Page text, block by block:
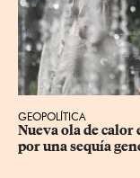
GEOPOLÍTICA
Nueva ola de calor
por una sequía